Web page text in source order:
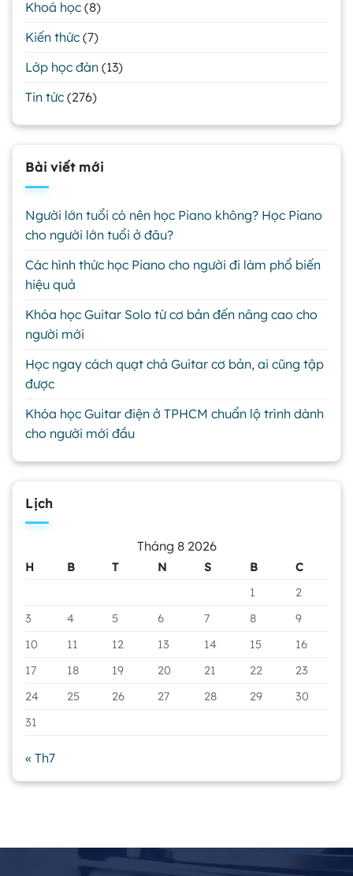
Khoá học (8)
Kiến thức (7)
Lớp học đàn (13)
Tin tức (276)
Bài viết mới
Người lớn tuổi có nên học Piano không? Học Piano
cho người lớn tuổi ở đâu?
Các hình thức học Piano cho người đi làm phổ biến
hiệu quả
Khóa học Guitar Solo từ cơ bản đến nâng cao cho
người mới
Học ngay cách quạt chả Guitar cơ bản, ai cũng tập
được
Khóa học Guitar điện ở TPHCM chuẩn lộ trình dành
cho người mới đầu
Lịch
Tháng 8 2026
H B T N S B
C
1
2
3
4 5 6 7 8
9
10
11 12 13 14 15
16
17
18 19 20 21 22
23
24
25 26 27 28 29
30
31
« Th7